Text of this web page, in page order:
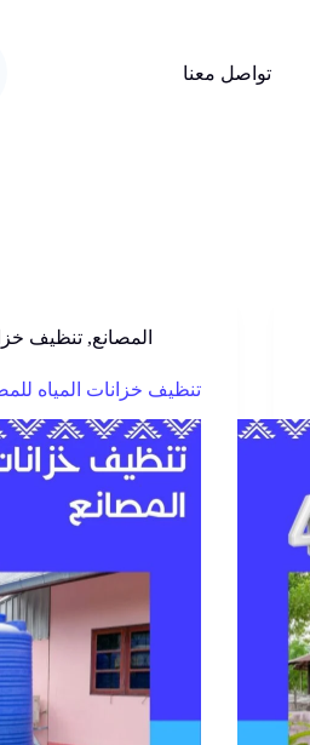
تواصل معنا
المصانع,تنظيف
تنظيف خزانات المياه